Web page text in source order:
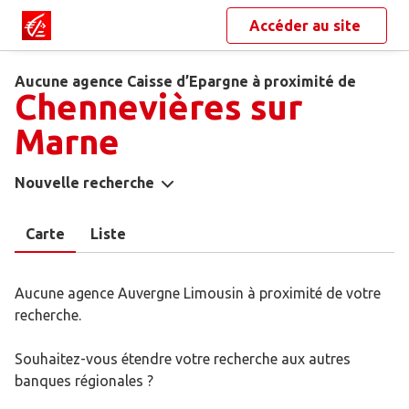
Accéder au site
Aucune agence Caisse d’Epargne à proximité de
Chennevières sur
Marne
Nouvelle recherche
Carte Liste
Aucune agence Auvergne Limousin à proximité de votre
recherche.
Souhaitez-vous étendre votre recherche aux autres
banques régionales ?